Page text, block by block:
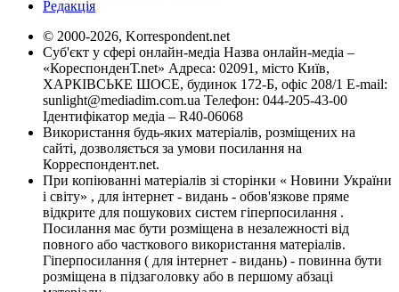
Редакція
© 2000-2026, Korrespondent.net
Суб'єкт у сфері онлайн-медіа Назва онлайн-медіа –
«КореспонденТ.net» Адреса: 02091, місто Київ,
ХАРКІВСЬКЕ ШОСЕ, будинок 172-Б, офіс 208/1 E-mail:
sunlight@mediadim.com.ua Телефон: 044-205-43-00
Ідентифікатор медіа – R40-06068
Використання будь-яких матеріалів, розміщених на
сайті, дозволяється за умови посилання на
Корреспондент.net.
При копіюванні матеріалів зі сторінки « Новини України
і світу» , для інтернет - видань - обов'язкове пряме
відкрите для пошукових систем гіперпосилання .
Посилання має бути розміщена в незалежності від
повного або часткового використання матеріалів.
Гіперпосилання ( для інтернет - видань) - повинна бути
розміщена в підзаголовку або в першому абзаці